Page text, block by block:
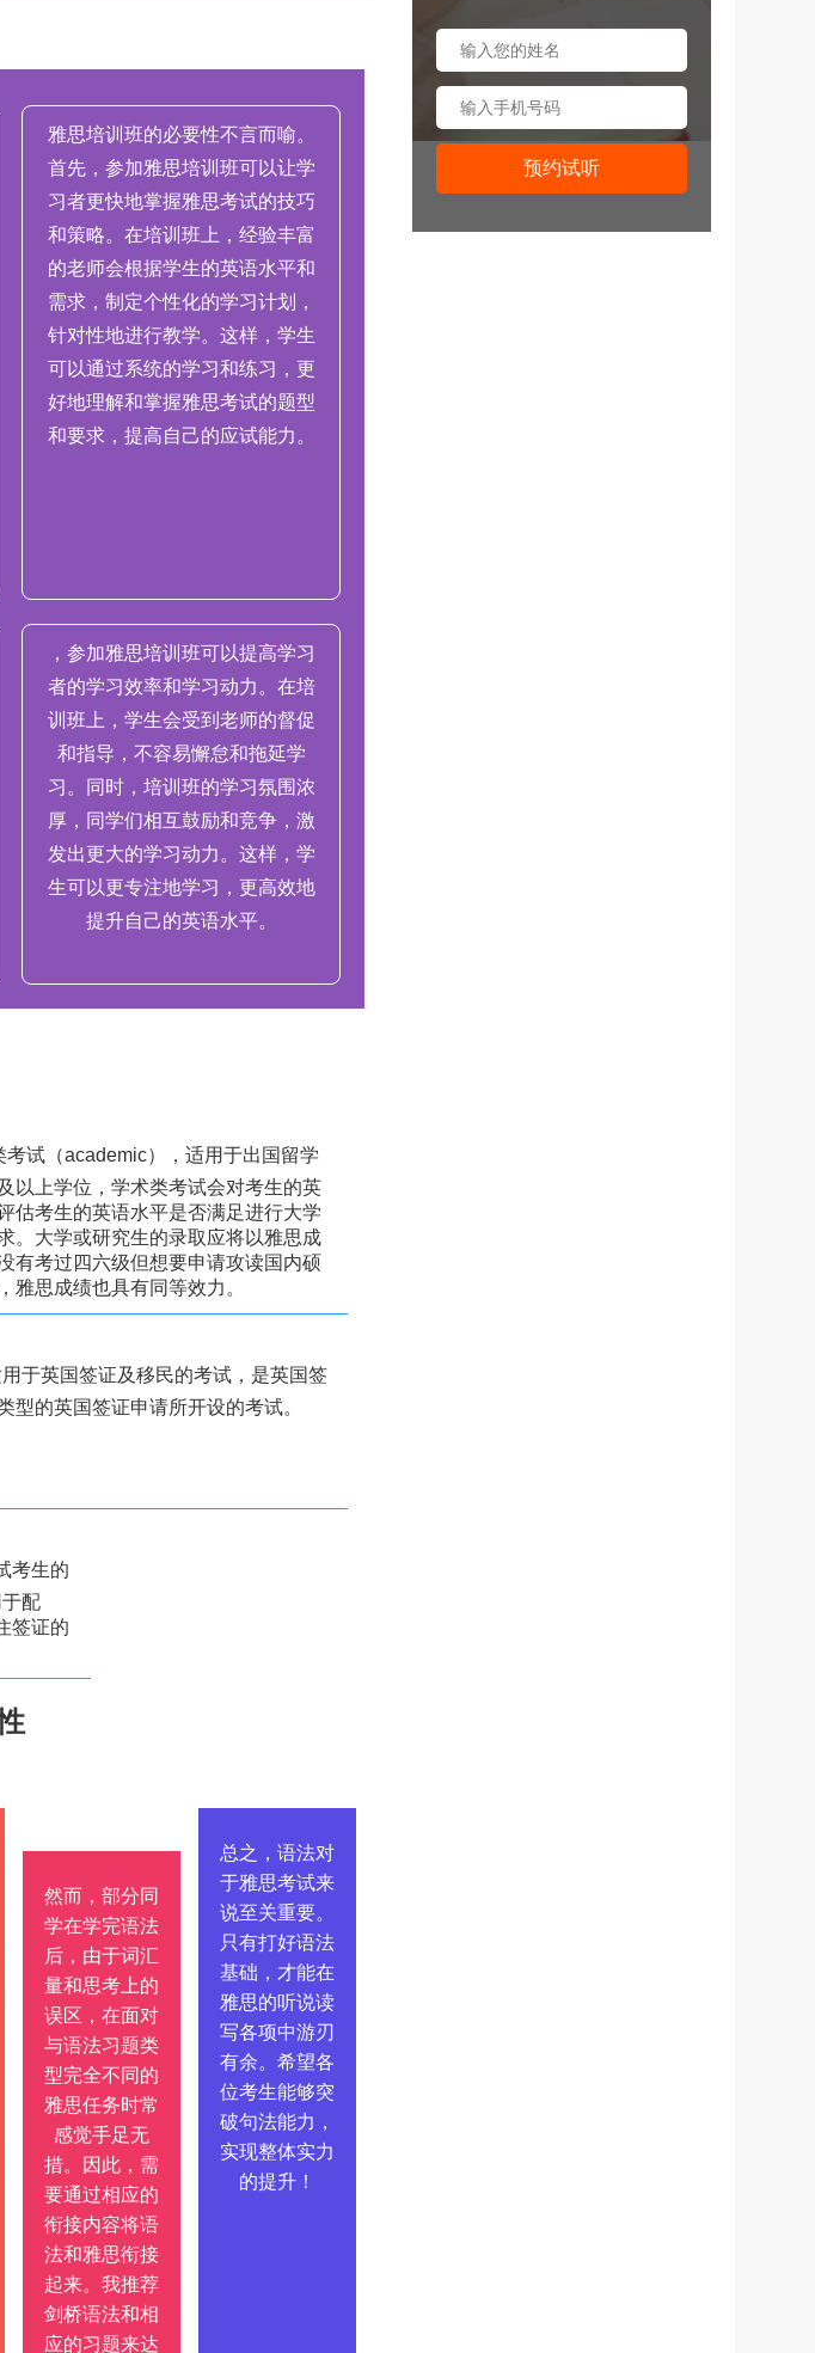
雅思培训班的必要性不言而喻。
首先，参加雅思培训班可以让学
习者更快地掌握雅思考试的技巧
和策略。在培训班上，经验丰富
的老师会根据学生的英语水平和
需求，制定个性化的学习计划，
针对性地进行教学。这样，学生
可以通过系统的学习和练习，更
好地理解和掌握雅思考试的题型
和要求，提高自己的应试能力。
，参加雅思培训班可以提高学习
者的学习效率和学习动力。在培
训班上，学生会受到老师的督促
和指导，不容易懈怠和拖延学
习。同时，培训班的学习氛围浓
厚，同学们相互鼓励和竞争，激
发出更大的学习动力。这样，学
生可以更专注地学习，更高效地
提升自己的英语水平。
考试（academic），适用于出国留学
以上学位，学术类考试会对考生的英
估考生的英语水平是否满足进行大学
。大学或研究生的录取应将以雅思成
有考过四六级但想要申请攻读国内硕
雅思成绩也具有同等效力。
于英国签证及移民的考试，是英国签
型的英国签证申请所开设的考试。
考生的
配
签证的
然而，部分同
学在学完语法
后，由于词汇
量和思考上的
误区，在面对
与语法习题类
型完全不同的
雅思任务时常
感觉手足无
措。因此，需
要通过相应的
衔接内容将语
法和雅思衔接
起来。我推荐
剑桥语法和相
应的习题来达
总之，语法对
于雅思考试来
说至关重要。
只有打好语法
基础，才能在
雅思的听说读
写各项中游刃
有余。希望各
位考生能够突
破句法能力，
实现整体实力
的提升！